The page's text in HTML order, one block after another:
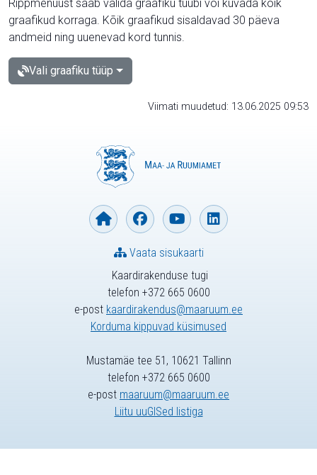
Rippmenüüst saab valida graafiku tüübi või kuvada kõik
graafikud korraga. Kõik graafikud sisaldavad 30 päeva
andmeid ning uuenevad kord tunnis.
Vali graafiku tüüp
Viimati muudetud: 13.06.2025 09:53
Kaardirakenduse tugi
telefon +372 665 0600
e-post kaardirakendus@maaruum.ee
Korduma kippuvad küsimused
Vaata sisukaarti
Mustamäe tee 51, 10621 Tallinn
telefon +372 665 0600
e-post maaruum@maaruum.ee
Liitu uuGISed listiga